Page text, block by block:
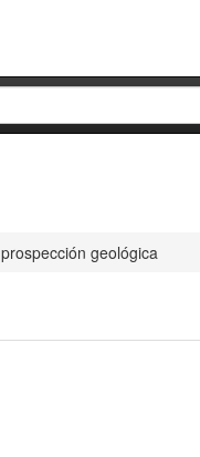
prospección geológica